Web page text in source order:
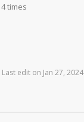
times
Last edit on Jan 27, 2024